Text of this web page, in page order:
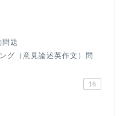
題
グ（意見論述英作文）問
16